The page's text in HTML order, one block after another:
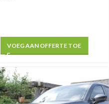
VOEG AAN OFFERTE TOE